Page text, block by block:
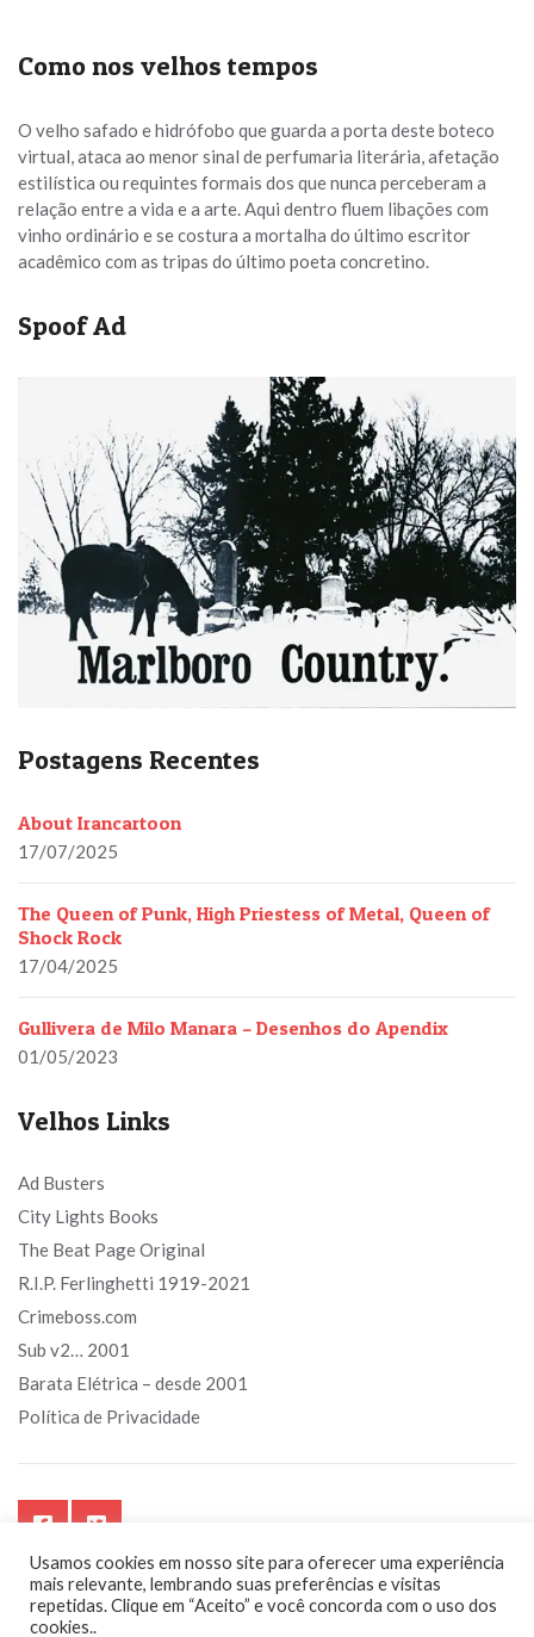
Como nos velhos tempos
O velho safado e hidrófobo que guarda a porta deste boteco
virtual, ataca ao menor sinal de perfumaria literária, afetação
estilística ou requintes formais dos que nunca perceberam a
relação entre a vida e a arte. Aqui dentro fluem libações com
vinho ordinário e se costura a mortalha do último escritor
acadêmico com as tripas do último poeta concretino.
Spoof Ad
Postagens Recentes
About Irancartoon
17/07/2025
The Queen of Punk, High Priestess of Metal, Queen of
Shock Rock
17/04/2025
Gullivera de Milo Manara – Desenhos do Apendix
01/05/2023
Velhos Links
Ad Busters
City Lights Books
The Beat Page Original
R.I.P. Ferlinghetti 1919-2021
Crimeboss.com
Sub v2… 2001
Barata Elétrica – desde 2001
Política de Privacidade
Usamos cookies em nosso site para oferecer uma experiência
mais relevante, lembrando suas preferências e visitas
repetidas. Clique em “Aceito” e você concorda com o uso dos
cookies..